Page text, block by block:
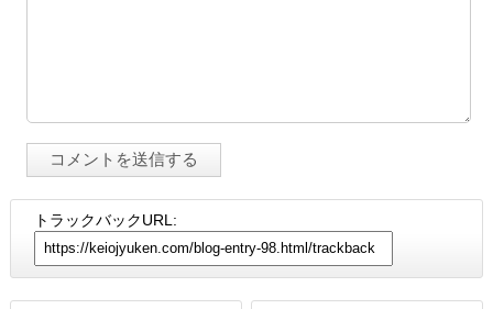
トラックバックURL: